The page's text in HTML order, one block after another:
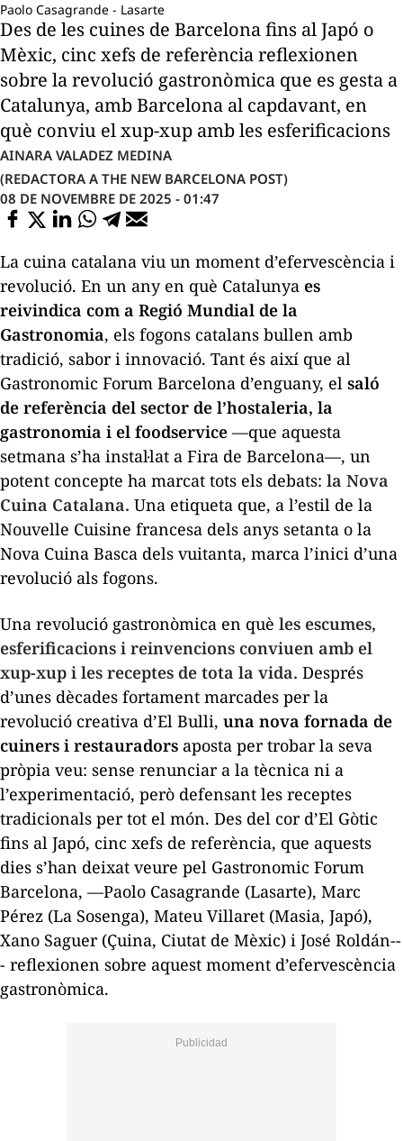
Paolo Casagrande - Lasarte
Des de les cuines de Barcelona fins al Japó o
Mèxic, cinc xefs de referència reflexionen
sobre la revolució gastronòmica que es gesta a
Catalunya, amb Barcelona al capdavant, en
què conviu el xup-xup amb les esferificacions
AINARA VALADEZ MEDINA
(REDACTORA A THE NEW BARCELONA POST)
08 DE NOVEMBRE DE 2025 - 01:47
La cuina catalana viu un moment d’efervescència i
revolució. En un any en què Catalunya es
reivindica com a Regió Mundial de la
Gastronomia, els fogons catalans bullen amb
tradició, sabor i innovació. Tant és així que al
Gastronomic Forum Barcelona d’enguany, el saló
de referència del sector de l’hostaleria, la
gastronomia i el foodservice —que aquesta
setmana s’ha instal·lat a Fira de Barcelona—, un
potent concepte ha marcat tots els debats: la Nova
Cuina Catalana. Una etiqueta que, a l’estil de la
Nouvelle Cuisine francesa dels anys setanta o la
Nova Cuina Basca dels vuitanta, marca l’inici d’una
revolució als fogons.
Una revolució gastronòmica en què les escumes,
esferificacions i reinvencions conviuen amb el
xup-xup i les receptes de tota la vida. Després
d’unes dècades fortament marcades per la
revolució creativa d’El Bulli, una nova fornada de
cuiners i restauradors aposta per trobar la seva
pròpia veu: sense renunciar a la tècnica ni a
l’experimentació, però defensant les receptes
tradicionals per tot el món. Des del cor d’El Gòtic
fins al Japó, cinc xefs de referència, que aquests
dies s’han deixat veure pel Gastronomic Forum
Barcelona, —Paolo Casagrande (Lasarte), Marc
Pérez (La Sosenga), Mateu Villaret (Masia, Japó),
Xano Saguer (Çuina, Ciutat de Mèxic) i José Roldán--
- reflexionen sobre aquest moment d’efervescència
gastronòmica.